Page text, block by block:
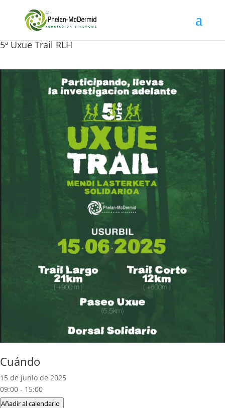
5ª Uxue Trail RLH
Cuándo
15 de junio de 2025
09:00 - 15:00
Añadir al calendario